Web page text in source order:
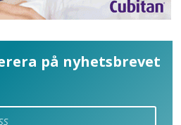
på nyhetsbrevet